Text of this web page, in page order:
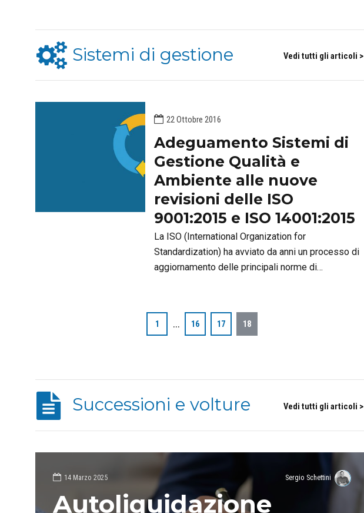
Sistemi di gestione Vedi tutti gli articoli >
22 Ottobre 2016
Adeguamento Sistemi di
Gestione Qualità e
Ambiente alle nuove
revisioni delle ISO
9001:2015 e ISO 14001:2015
La ISO (International Organization for
Standardization) ha avviato da anni un processo di
aggiornamento delle principali norme di
1 … 16 17 18
Successioni e volture Vedi tutti gli articoli >
14 Marzo 2025 Sergio Schettini
Autoliquidazione